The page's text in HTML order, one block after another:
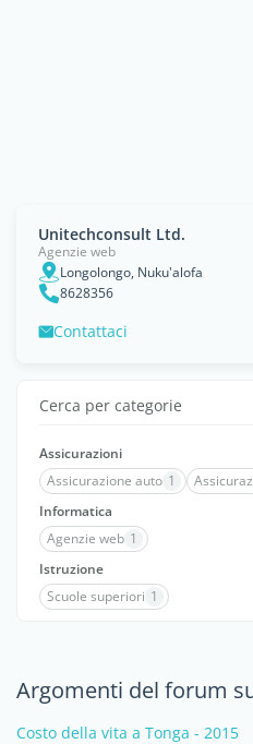
Unitechconsult Ltd.
Agenzie web
Longolongo, Nuku'alofa
8628356
Contattaci
Cerca per categorie
Assicurazioni
Assicurazione auto 1
Informatica
Agenzie web 1
Istruzione
Scuole superiori 1
Argomenti del forum
Costo della vita a Tonga - 2015